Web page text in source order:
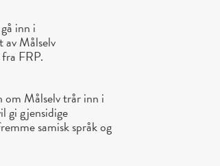
inn i
av Målselv
FRP.
om Målselv trår inn i
gi gjensidige
samisk språk og